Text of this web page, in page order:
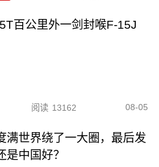
百公里外一剑封喉F-15J
阅读 13162 08-05
满世界绕了一大圈，最后发
是中国好？